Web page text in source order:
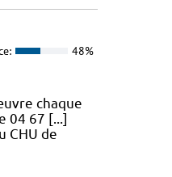
48%
chaque
04 67 [...]
CHU de